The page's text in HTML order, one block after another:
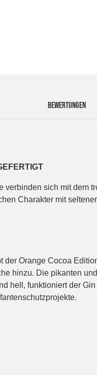
BEWERTUNGEN
verbinden sich mit
Charakter mit
der Orange Cocoa
hinzu. Die pikanten
hell, funktioniert der